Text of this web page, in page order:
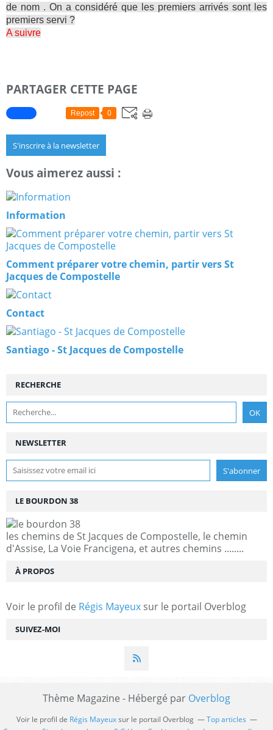
de nom . On a considéré que les premiers arrivés sont les
premiers servi ?
A suivre
PARTAGER CETTE PAGE
Repost 0
S'inscrire à la newsletter
Vous aimerez aussi :
Information
Comment préparer votre chemin, partir vers St
Jacques de Compostelle
Contact
Santiago - St Jacques de Compostelle
NEWSLETTER
SUIVEZ-MOI
RECHERCHE
LE BOURDON 38
les chemins de St Jacques de Compostelle, le chemin
d'Assise, La Voie Francigena, et autres chemins ........
À PROPOS
Voir le profil de Régis Mayeux sur le portail Overblog
Thème Magazine - Hébergé par Overblog
Voir le profil de Régis Mayeuxsur le portail Overblog
Top articles